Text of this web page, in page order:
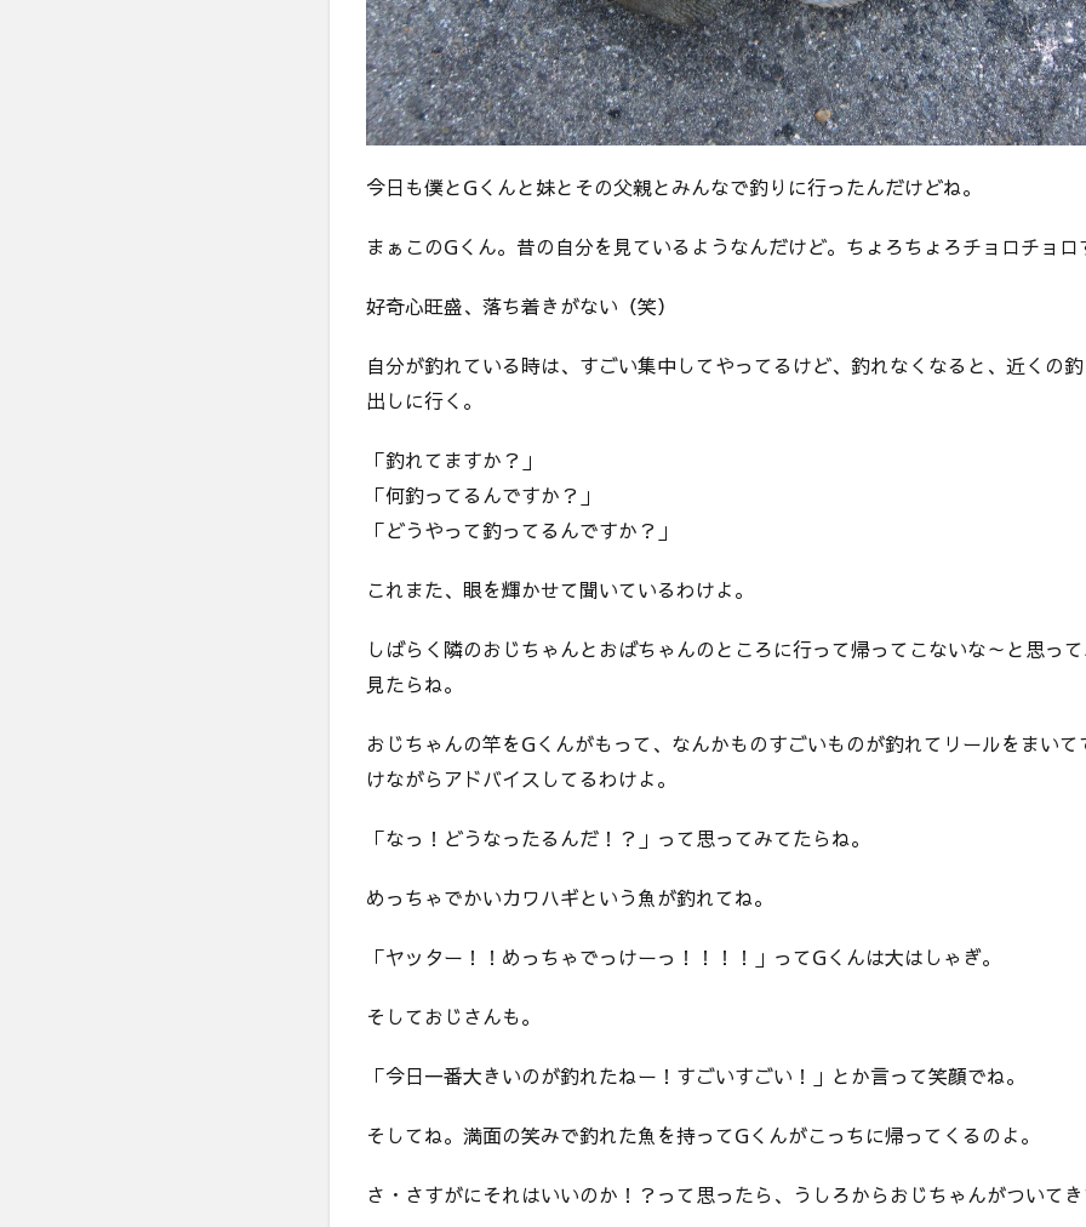
な
の
か
も
し
れ
い
今日も僕とGくんと妹とその父親とみんなで釣りに行ったんだけどね。
まぁこのGくん。昔の自分を見ているようなんだけど。ちょろちょろチョロチョロ
好奇心旺盛、落ち着きがない（笑）
自分が釣れている時は、すごい集中してやってるけど、釣れなくなると、近くの
出しに行く。
「釣れてますか？」
「何釣ってるんですか？」
「どうやって釣ってるんですか？」
これまた、眼を輝かせて聞いているわけよ。
しばらく隣のおじちゃんとおばちゃんのところに行って帰ってこないな～と思っ
見たらね。
おじちゃんの竿をGくんがもって、なんかものすごいものが釣れてリールをまい
けながらアドバイスしてるわけよ。
「なっ！どうなったるんだ！？」って思ってみてたらね。
めっちゃでかいカワハギという魚が釣れてね。
「ヤッター！！めっちゃでっけーっ！！！！」ってGくんは大はしゃぎ。
そしておじさんも。
「今日一番大きいのが釣れたねー！すごいすごい！」とか言って笑顔でね。
そしてね。満面の笑みで釣れた魚を持ってGくんがこっちに帰ってくるのよ。
さ・さすがにそれはいいのか！？って思ったら、うしろからおじちゃんがついて